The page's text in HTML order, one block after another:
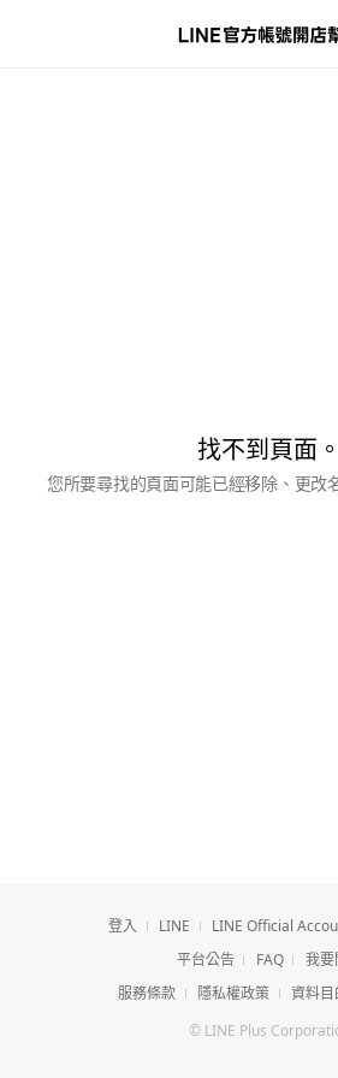
找不到頁面。
您所要尋找的頁面可能已經移除、更改
登入 LINE LINE Official
平台公告
FAQ
我要
服務條款
隱私權政策
資料
© LINE Plus